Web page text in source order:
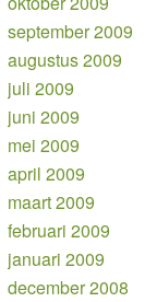
september 2009
augustus 2009
juli 2009
juni 2009
mei 2009
april 2009
maart 2009
februari 2009
januari 2009
december 2008